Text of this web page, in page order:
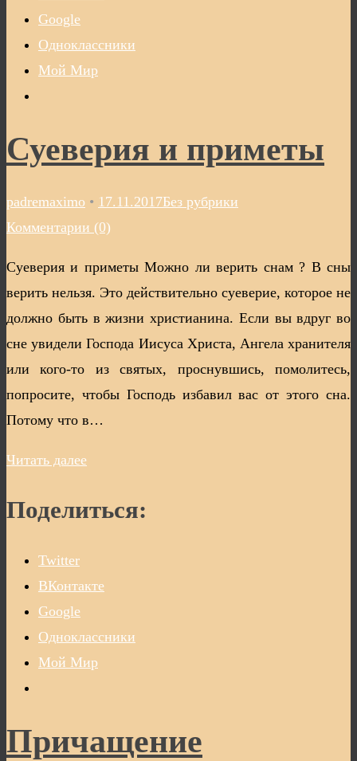
Google
Одноклассники
Мой Мир
Суеверия и приметы
padremaximo • 17.11.2017Без рубрики
Комментарии (0)
Суеверия и приметы Можно ли верить снам ? В сны
верить нельзя. Это действительно суеверие, которое не
должно быть в жизни христианина. Если вы вдруг во
сне увидели Господа Иисуса Христа, Ангела хранителя
или кого-то из святых, проснувшись, помолитесь,
попросите, чтобы Госпoдь избавил вас от этого сна.
Потому что в…
Читать далее
Поделиться:
Twitter
ВКонтакте
Google
Одноклассники
Мой Мир
Причащение